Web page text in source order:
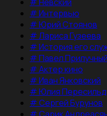
#Невский
#Интервью
#Юрий Стоянов
#Лариса Гузеева
#История его
#Павел Прилучный
#Актер кино
#Иван Янковский
#Юлия Пересильд
#Сергей Бурунов